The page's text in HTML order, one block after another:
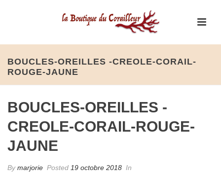
BOUCLES-OREILLES -CREOLE-CORAIL-
ROUGE-JAUNE
BOUCLES-OREILLES -
CREOLE-CORAIL-ROUGE-
JAUNE
Bymarjorie Posted 19 octobre 2018 In